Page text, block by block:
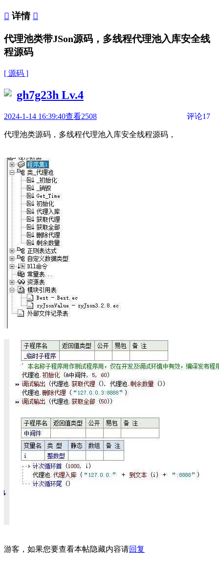
 详情 
代理池类带JSon源码，多线程代理池入库安全线
程源码
[ 源码 ]
gh7g23h Lv.4
2024-1-14 16:39:40查看2508 评论17
代理池类源码，多线程代理池入库安全线程源码，
游客，如果您要查看本帖隐藏内容请回复